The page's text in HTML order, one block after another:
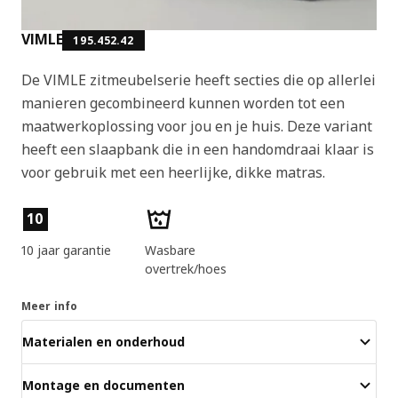
VIMLE 195.452.42
De VIMLE zitmeubelserie heeft secties die op allerlei
manieren gecombineerd kunnen worden tot een
maatwerkoplossing voor jou en je huis. Deze variant
heeft een slaapbank die in een handomdraai klaar is
voor gebruik met een heerlijke, dikke matras.
Producteigenschappen
10
10 jaar garantie
Wasbare
overtrek/hoes
Meer info
Materialen en onderhoud
Montage en documenten